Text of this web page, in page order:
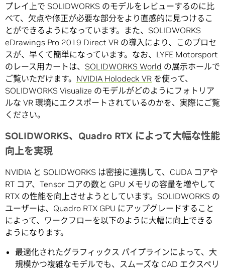
プレイ上で SOLIDWORKS のモデルをレビューするのに比
べて、欠点や修正が必要な部分をより直感的に見つけるこ
とができるようになっています。また、SOLIDWORKS
eDrawings Pro 2019 Direct VR の導入により、このプロセ
スが、早くて簡単になっています。なお、LYFE Motorsport
のレース用カートは、 SOLIDWORKS World の展示ホールで
ご覧いただけます。 NVIDIA Holodeck VR を使って、
SOLIDWORKS Visualize のモデルがどのようにフォトリア
ルな VR 環境にエクスポートされているのかを、実際にご覧
ください。
SOLIDWORKS、Quadro RTX によって大幅な性能
向上を実現
NVIDIA と SOLIDWORKS は密接に連携して、CUDA コアや
RT コア、Tensor コアの数と GPU メモリの容量を増やして
RTX の性能を向上させようとしています。SOLIDWORKS の
ユーザーは、Quadro RTX GPU にアップグレードすること
によって、ワークフローを以下のように大幅に向上できる
ようになります。
最適化されたグラフィックス パイプラインによって、大
規模かつ複雑なモデルでも、スムーズな CAD エクスペリ